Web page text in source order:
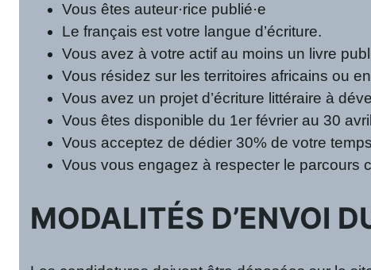
Vous êtes auteur·rice publié·e
Le français est votre langue d’écriture.
Vous avez à votre actif au moins un livre
Vous résidez sur les territoires africains ou
Vous avez un projet d’écriture littéraire à
Vous êtes disponible du 1er février au 30
Vous acceptez de dédier 30% de votre
Vous vous engagez à respecter le parcours
MODALITÉS D’ENVOI